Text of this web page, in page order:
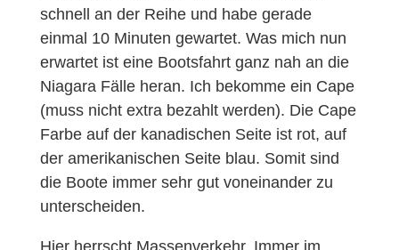
schnell an der Reihe und habe gerade
einmal 10 Minuten gewartet. Was mich nun
erwartet ist eine Bootsfahrt ganz nah an die
Niagara Fälle heran. Ich bekomme ein Cape
(muss nicht extra bezahlt werden). Die Cape
Farbe auf der kanadischen Seite ist rot, auf
der amerikanischen Seite blau. Somit sind
die Boote immer sehr gut voneinander zu
unterscheiden.
Hier herrscht Massenverkehr. Immer im